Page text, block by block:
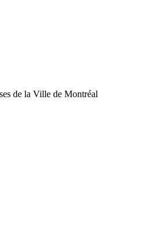
de la Ville de Montréal